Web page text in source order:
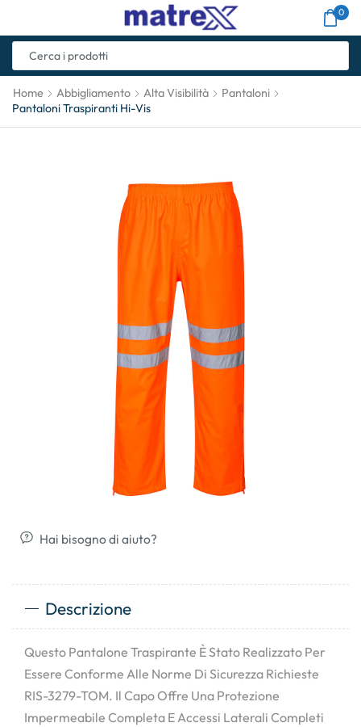
0
Home Abbigliamento Alta Visibilità
Pantaloni
Pantaloni Traspiranti Hi-Vis
Hai bisogno di aiuto?
Descrizione
Questo Pantalone Traspirante È Stato Realizzato Per
Essere Conforme Alle Norme Di Sicurezza Richieste
RIS-3279-TOM. Il Capo Offre Una Protezione
Impermeabile Completa E Accessi Laterali Completi